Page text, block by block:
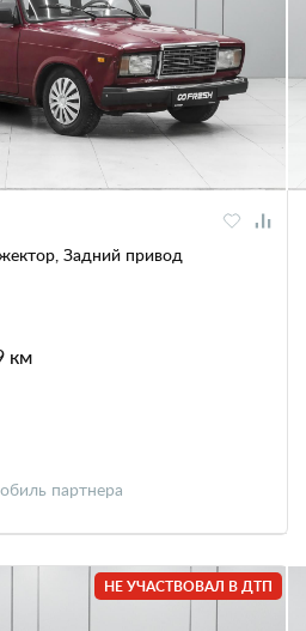
Задний привод
км
партнера
НЕ УЧАСТВОВАЛ В ДТП